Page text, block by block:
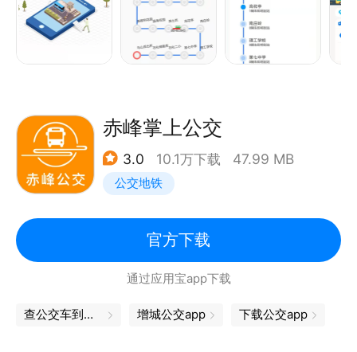
赤峰掌上公交
3.0 10.1万下载 47.99 MB
公交地铁
官方下载
通过应用宝app下载
查公交车到站时间 增城公交app 下载公交app